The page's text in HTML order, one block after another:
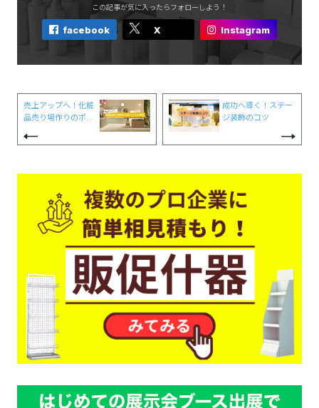
この記事が気に入ったらフォローしよう！
facebook X Instagram
売上アップへ！化粧
品売り場作りのポイ
成功へ導く！ステー
ジ装飾のコツ